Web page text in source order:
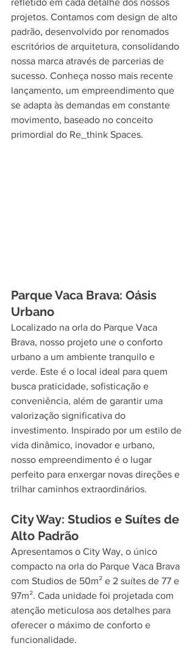
refletido em cada detalhe dos nossos
projetos. Contamos com design de alto
padrão, desenvolvido por renomados
escritórios de arquitetura, consolidando
nossa marca através de parcerias de
sucesso. Conheça nosso mais recente
lançamento, um empreendimento que
se adapta às demandas em constante
movimento, baseado no conceito
primordial do Re_think Spaces.
Parque Vaca Brava: Oásis
Urbano
Localizado na orla do Parque Vaca
Brava, nosso projeto une o conforto
urbano a um ambiente tranquilo e
verde. Este é o local ideal para quem
busca praticidade, sofisticação e
conveniência, além de garantir uma
valorização significativa do
investimento. Inspirado por um estilo de
vida dinâmico, inovador e urbano,
nosso empreendimento é o lugar
perfeito para enxergar novas direções e
trilhar caminhos extraordinários.
City Way: Studios e Suítes de
Alto Padrão
Apresentamos o City Way, o único
compacto na orla do Parque Vaca Brava
com Studios de 50m² e 2 suítes de 77 e
97m². Cada unidade foi projetada com
atenção meticulosa aos detalhes para
oferecer o máximo de conforto e
funcionalidade.